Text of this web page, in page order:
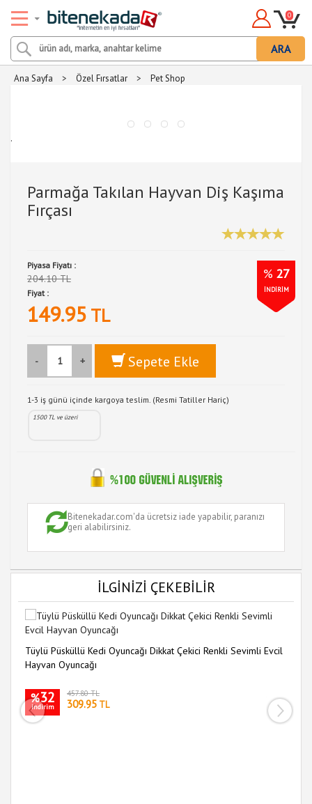
ARA
0
Ana Sayfa > Özel Fırsatlar > Pet Shop
.
Parmağa Takılan Hayvan Diş Kaşıma
Fırçası
Piyasa Fiyatı :
204.10 TL % 27
İNDİRİM
Fiyat :
149.95 TL
- + Sepete Ekle
1-3 iş günü içinde kargoya teslim. (Resmi Tatiller Hariç)
1500 TL ve üzeri
Bitenekadar.com'da ücretsiz iade yapabilir, paranızı
geri alabilirsiniz.
İLGİNİZİ ÇEKEBİLİR
Tüylü Püsküllü Kedi Oyuncağı Dikkat Çekici Renkli Sevimli Evcil
Hayvan Oyuncağı
%32
indirim
457.80 TL
309.95 TL